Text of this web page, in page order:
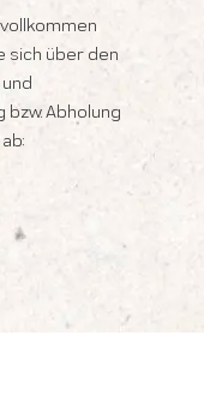
sich über den
Abholung